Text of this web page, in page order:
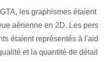
les graphismes étaient
aérienne en 2D. Les pers
étaient représentés à l'aid
et la quantité de détail